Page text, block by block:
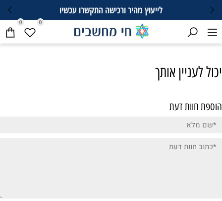
לייעוץ מהיר ורכישה התקשרו עכשיו
0 0
יכול לעניין אותך
הוספת חוות דעת